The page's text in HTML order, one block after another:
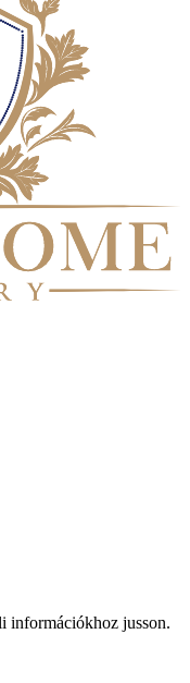
információkhoz jusson.